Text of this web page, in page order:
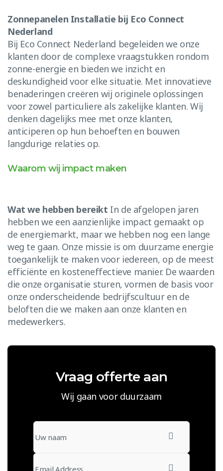
Zonnepanelen Installatie bij Eco Connect
Nederland
Bij Eco Connect Nederland begeleiden we onze
klanten door de complexe vraagstukken rondom
zonne-energie en bieden we inzicht en
deskundigheid voor elke situatie. Met innovatieve
benaderingen creëren wij originele oplossingen
voor zowel particuliere als zakelijke klanten. Wij
denken dagelijks mee met onze klanten,
anticiperen op hun behoeften en bouwen
langdurige relaties op.
Waarom wij impact maken
Wat we hebben bereikt In de afgelopen jaren
hebben we een aanzienlijke impact gemaakt op
de energiemarkt, maar we hebben nog een lange
weg te gaan. Onze missie is om duurzame energie
toegankelijk te maken voor iedereen, op de meest
efficiënte en kosteneffectieve manier. De waarden
die onze organisatie sturen, vormen de basis voor
onze onderscheidende bedrijfscultuur en de
beloften die we maken aan onze klanten en
medewerkers.
Vraag offerte aan
Wij gaan voor duurzaam